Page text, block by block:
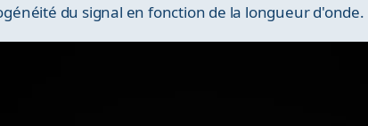
du signal en fonction de la longueur d'onde.